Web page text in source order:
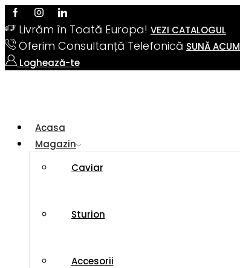
Livrăm în Toată Europa! VEZI CATALOGUL
Oferim Consultanță Telefonică SUNĂ ACUM
Loghează-te
Acasa
Magazin
Caviar
Sturion
Accesorii